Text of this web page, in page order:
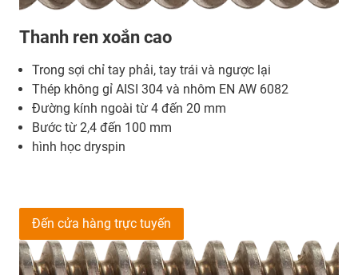
Thanh ren xoắn cao
Trong sợi chỉ tay phải, tay trái và ngược lại
Thép không gỉ AISI 304 và nhôm EN AW 6082
Đường kính ngoài từ 4 đến 20 mm
Bước từ 2,4 đến 100 mm
hình học dryspin
Đến cửa hàng trực tuyến